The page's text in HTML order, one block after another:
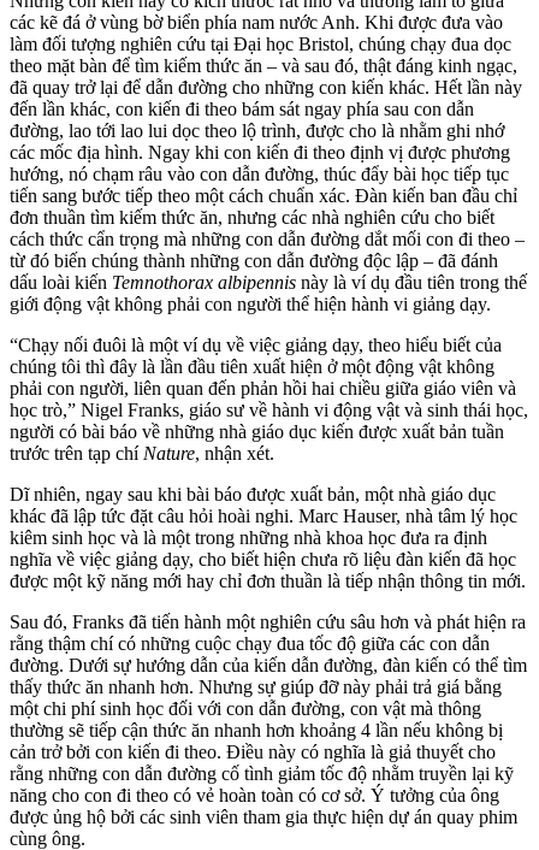
các kẽ đá ở vùng bờ biển phía nam nước Anh. Khi được đưa vào
làm đối tượng nghiên cứu tại Đại học Bristol, chúng chạy đua dọc
theo mặt bàn để tìm kiếm thức ăn – và sau đó, thật đáng kinh ngạc,
đã quay trở lại để dẫn đường cho những con kiến khác. Hết lần này
đến lần khác, con kiến đi theo bám sát ngay phía sau con dẫn
đường, lao tới lao lui dọc theo lộ trình, được cho là nhằm ghi nhớ
các mốc địa hình. Ngay khi con kiến đi theo định vị được phương
hướng, nó chạm râu vào con dẫn đường, thúc đẩy bài học tiếp tục
tiến sang bước tiếp theo một cách chuẩn xác. Đàn kiến ban đầu chỉ
đơn thuần tìm kiếm thức ăn, nhưng các nhà nghiên cứu cho biết
cách thức cẩn trọng mà những con dẫn đường dắt mối con đi theo –
từ đó biến chúng thành những con dẫn đường độc lập – đã đánh
dấu loài kiến Temnothorax albipennis này là ví dụ đầu tiên trong thế
giới động vật không phải con người thể hiện hành vi giảng dạy.
“Chạy nối đuôi là một ví dụ về việc giảng dạy, theo hiểu biết của
chúng tôi thì đây là lần đầu tiên xuất hiện ở một động vật không
phải con người, liên quan đến phản hồi hai chiều giữa giáo viên và
học trò,” Nigel Franks, giáo sư về hành vi động vật và sinh thái học,
người có bài báo về những nhà giáo dục kiến được xuất bản tuần
trước trên tạp chí Nature, nhận xét.
Dĩ nhiên, ngay sau khi bài báo được xuất bản, một nhà giáo dục
khác đã lập tức đặt câu hỏi hoài nghi. Marc Hauser, nhà tâm lý học
kiêm sinh học và là một trong những nhà khoa học đưa ra định
nghĩa về việc giảng dạy, cho biết hiện chưa rõ liệu đàn kiến đã học
được một kỹ năng mới hay chỉ đơn thuần là tiếp nhận thông tin mới.
Sau đó, Franks đã tiến hành một nghiên cứu sâu hơn và phát hiện ra
rằng thậm chí có những cuộc chạy đua tốc độ giữa các con dẫn
đường. Dưới sự hướng dẫn của kiến dẫn đường, đàn kiến có thể tìm
thấy thức ăn nhanh hơn. Nhưng sự giúp đỡ này phải trả giá bằng
một chi phí sinh học đối với con dẫn đường, con vật mà thông
thường sẽ tiếp cận thức ăn nhanh hơn khoảng 4 lần nếu không bị
cản trở bởi con kiến đi theo. Điều này có nghĩa là giả thuyết cho
rằng những con dẫn đường cố tình giảm tốc độ nhằm truyền lại kỹ
năng cho con đi theo có vẻ hoàn toàn có cơ sở. Ý tưởng của ông
được ủng hộ bởi các sinh viên tham gia thực hiện dự án quay phim
cùng ông.